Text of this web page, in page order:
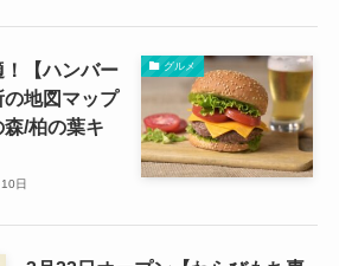
グルメ
【ハンバー
地図マップ
/柏の葉キ
日